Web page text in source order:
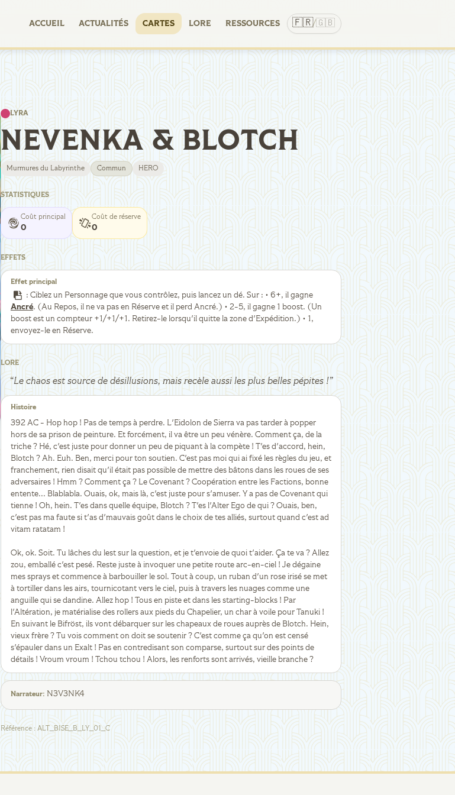
ACCUEIL ACTUALITÉS CARTES LORE RESSOURCES 🇫🇷/🇬🇧
LYRA
NEVENKA & BLOTCH
Murmures du Labyrinthe Commun HERO
STATISTIQUES
Coût principal
0
Coût de réserve
0
EFFETS
Effet principal
: Ciblez un Personnage que vous contrôlez, puis lancez un dé. Sur : • 6+, il gagne
Ancré. (Au Repos, il ne va pas en Réserve et il perd Ancré.) • 2-5, il gagne 1 boost. (Un
boost est un compteur +1/+1/+1. Retirez-le lorsqu'il quitte la zone d'Expédition.) • 1,
envoyez-le en Réserve.
LORE
“Le chaos est source de désillusions, mais recèle aussi les plus belles pépites !”
Histoire
392 AC - Hop hop ! Pas de temps à perdre. L'Eidolon de Sierra va pas tarder à popper
hors de sa prison de peinture. Et forcément, il va être un peu vénère. Comment ça, de la
triche ? Hé, c'est juste pour donner un peu de piquant à la compète ! T'es d'accord, hein,
Blotch ? Ah. Euh. Ben, merci pour ton soutien. C'est pas moi qui ai fixé les règles du jeu, et
franchement, rien disait qu'il était pas possible de mettre des bâtons dans les roues de ses
adversaires ! Hmm ? Comment ça ? Le Covenant ? Coopération entre les Factions, bonne
entente... Blablabla. Ouais, ok, mais là, c'est juste pour s'amuser. Y a pas de Covenant qui
tienne ! Oh, hein. T'es dans quelle équipe, Blotch ? T'es l'Alter Ego de qui ? Ouais, ben,
c'est pas ma faute si t'as d'mauvais goût dans le choix de tes alliés, surtout quand c'est ad
vitam ratatam !
Ok, ok. Soit. Tu lâches du lest sur la question, et je t'envoie de quoi t'aider. Ça te va ? Allez
zou, emballé c'est pesé. Reste juste à invoquer une petite route arc-en-ciel ! Je dégaine
mes sprays et commence à barbouiller le sol. Tout à coup, un ruban d'un rose irisé se met
à tortiller dans les airs, tournicotant vers le ciel, puis à travers les nuages comme une
anguille qui se dandine. Allez hop ! Tous en piste et dans les starting-blocks ! Par
l'Altération, je matérialise des rollers aux pieds du Chapelier, un char à voile pour Tanuki !
En suivant le Bifröst, ils vont débarquer sur les chapeaux de roues auprès de Blotch. Hein,
vieux frère ? Tu vois comment on doit se soutenir ? C'est comme ça qu'on est censé
s'épauler dans un Exalt ! Pas en contredisant son comparse, surtout sur des points de
détails ! Vroum vroum ! Tchou tchou ! Alors, les renforts sont arrivés, vieille branche ?
Narrateur: N3V3NK4
Référence : ALT_BISE_B_LY_01_C